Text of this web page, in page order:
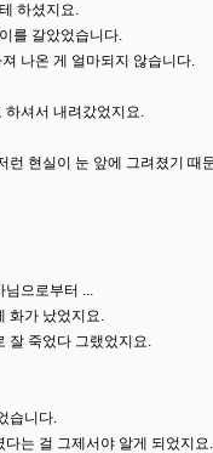
하셨지요.
를 갈았었습니다.
나온 게 얼마되지 않습니다.
하셔서 내려갔었지요.
런 현실이 눈 앞에 그려졌기 때
님으로부터 ...
화가 났었지요.
잘 죽었다 그랬었지요.
습니다.
는 걸 그제서야 알게 되었지요.